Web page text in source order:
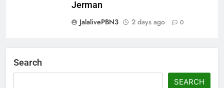
Jerman
JalalivePBN3
2 days ago 0
Search
SEARCH